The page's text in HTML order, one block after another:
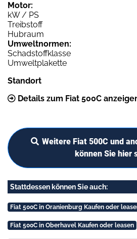
Motor:
kW / PS
Treibstoff
Hubraum
Umweltnormen:
Schadstoffklasse
Umweltplakette
Standort
Details zum Fiat 500C
Weitere Fiat 500C und
können Sie hier
Stattdessen können Sie auch:
Fiat 500C in Oranienburg Kaufen oder
Fiat 500C in Oberhavel Kaufen oder leasen